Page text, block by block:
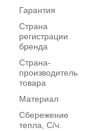
Гарантия
Страна
регистрации
бренда
Страна-
производитель
товара
Материал
Сбережение
тепла, С/ч.